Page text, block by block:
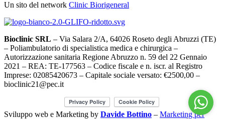
Un sito del network Clinic Biorigeneral
Bioclinic SRL – Via Salara 2/A, 64026 Roseto degli Abruzzi (TE)
– Poliambulatorio di specialistica medica e chirurgica –
Autorizzazione sanitaria Regione Abruzzo n. 59 del 22 Gennaio
2021 – REA: TE-177563 – Codice fiscale e n. iscr. al Registro
Imprese: 02085420673 – Capitale sociale versato: €2500,00 –
bioclinic21@pec.it
Sviluppo web e Marketing by Davide Bottino – Marketing per